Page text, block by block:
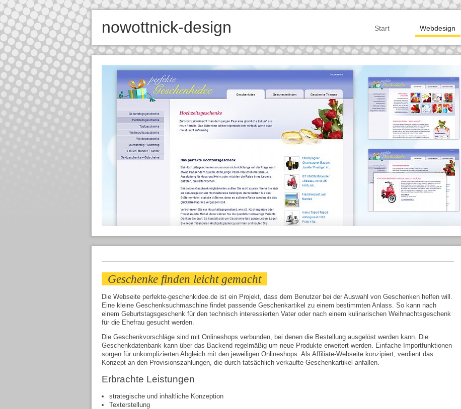
nowottnick-design Start Webdesign
Geschenke finden leicht gemacht
Die Webseite perfekte-geschenkidee.de ist ein Projekt, dass dem Benutzer bei der Auswahl von Geschenken helfen will.
Eine kleine Geschenksuchmaschine findet passende Geschenkartikel zu einem bestimmten Anlass. So kann nach
einem Geburtstagsgeschenk für den technisch interessierten Vater oder nach einem kulinarischen Weihnachtsgeschenk
für die Ehefrau gesucht werden.
Die Geschenkvorschläge sind mit Onlineshops verbunden, bei denen die Bestellung ausgelöst werden kann. Die
Geschenkdatenbank kann über das Backend regelmäßig um neue Produkte erweitert werden. Einfache Importfunktionen
sorgen für unkomplizierten Abgleich mit den jeweiligen Onlineshops. Als Affiliate-Webseite konzipiert, verdient das
Konzept an den Provisionszahlungen, die durch tatsächlich verkaufte Geschenkartikel anfallen.
Erbrachte Leistungen
strategische und inhaltliche Konzeption
Texterstellung